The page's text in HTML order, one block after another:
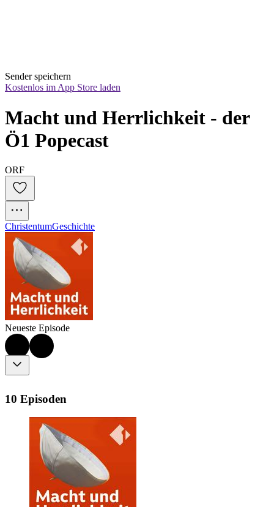
Sender speichern
Kostenlos im App Store laden
Macht und Herrlichkeit - der
Ö1 Popecast
ORF
ChristentumGeschichte
Neueste Episode
10 Episoden